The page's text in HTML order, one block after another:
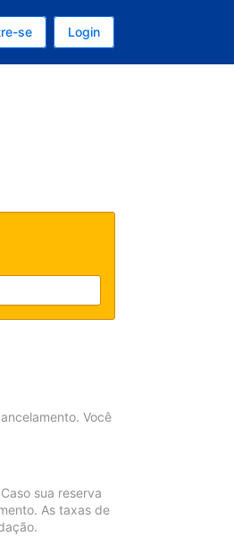
(Brasil)
se Login
Você
sua reserva
As taxas de